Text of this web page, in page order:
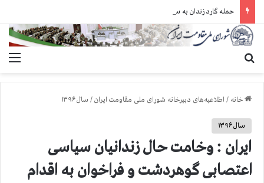
خانه / اطلاعیه‌های دبیرخانه شورای ملی مقاومت ایران/ سال ۱۳۹۶
سال ۱۳۹۶
ایران :‌ وخامت حال زندانیان سیاسی
اعتصابی گوهردشت و فراخوان به اقدام